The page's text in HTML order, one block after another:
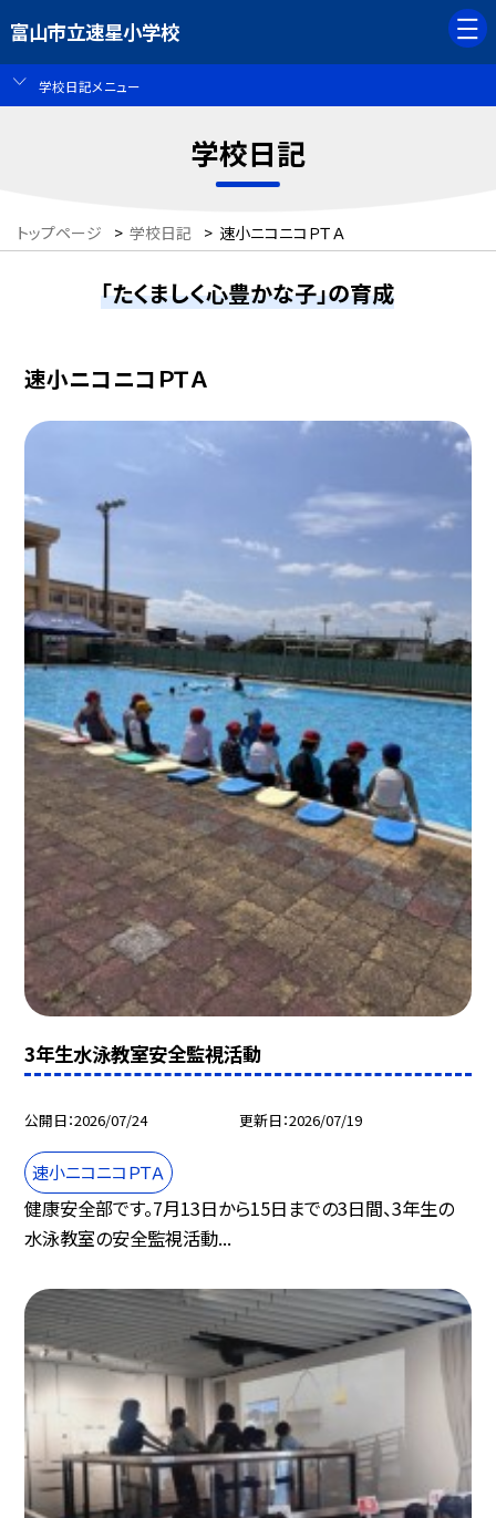
富山市立速星小学校
学校日記メニュー
学校日記
トップページ > 学校日記 > 速小ニコニコＰＴＡ
「たくましく心豊かな子」の育成
速小ニコニコＰＴＡ
3年生水泳教室安全監視活動
公開日 2026/07/24 更新日 2026/07/19
速小ニコニコＰＴＡ
健康安全部です。7月13日から15日までの3日間、3年生の
水泳教室の安全監視活動...